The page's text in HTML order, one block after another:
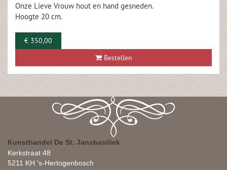
Onze Lieve Vrouw hout en hand gesneden.
Hoogte 20 cm.
€ 350,00
Bestellen
Kunsthandel De St. Jansbasiliek
Kerkstraat 48
5211 KH 's-Hertogenbosch